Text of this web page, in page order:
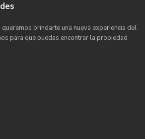
brindarte una nueva experiencia del
para que puedas encontrar la propiedad